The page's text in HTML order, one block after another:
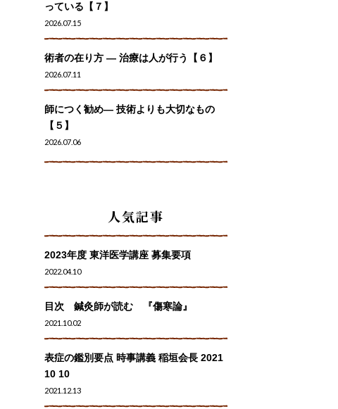
っている【７】
2026.07.15
術者の在り方 ― 治療は人が行う【６】
2026.07.11
師につく勧め― 技術よりも大切なもの
【５】
2026.07.06
人気記事
2023年度 東洋医学講座 募集要項
2022.04.10
目次 鍼灸師が読む 『傷寒論』
2021.10.02
表症の鑑別要点 時事講義 稲垣会長 2021
10 10
2021.12.13